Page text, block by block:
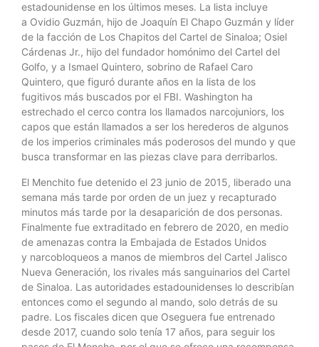
estadounidense en los últimos meses. La lista incluye
a Ovidio Guzmán, hijo de Joaquín El Chapo Guzmán y líder
de la facción de Los Chapitos del Cartel de Sinaloa; Osiel
Cárdenas Jr., hijo del fundador homónimo del Cartel del
Golfo, y a Ismael Quintero, sobrino de Rafael Caro
Quintero, que figuró durante años en la lista de los
fugitivos más buscados por el FBI. Washington ha
estrechado el cerco contra los llamados narcojuniors, los
capos que están llamados a ser los herederos de algunos
de los imperios criminales más poderosos del mundo y que
busca transformar en las piezas clave para derribarlos.
El Menchito fue detenido el 23 junio de 2015, liberado una
semana más tarde por orden de un juez y recapturado
minutos más tarde por la desaparición de dos personas.
Finalmente fue extraditado en febrero de 2020, en medio
de amenazas contra la Embajada de Estados Unidos
y narcobloqueos a manos de miembros del Cartel Jalisco
Nueva Generación, los rivales más sanguinarios del Cartel
de Sinaloa. Las autoridades estadounidenses lo describían
entonces como el segundo al mando, solo detrás de su
padre. Los fiscales dicen que Oseguera fue entrenado
desde 2017, cuando solo tenía 17 años, para seguir los